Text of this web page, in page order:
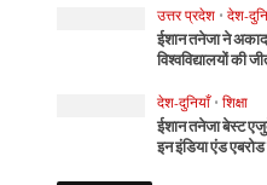
उत्तर प्रदेश • देश-
ईशान तनेजा ने
विश्वविद्यालयों की
देश-दुनियाँ • शिक्षा
ईशान तनेजा बेस्ट
इन इंडिया एंड